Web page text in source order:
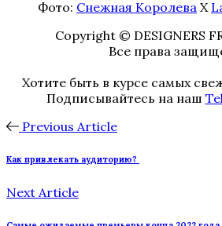
Фото: Снежная Королева Х
Copyright © DESIGNERS
Все права
Хотите быть в курсе самых
Подписывайтесь на наш
Previous Article
Как привлекать аудиторию?
Next Article